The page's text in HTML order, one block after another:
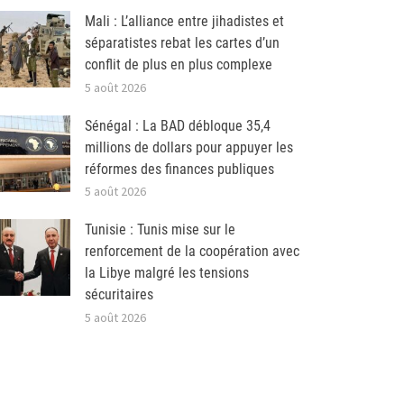
Mali : L’alliance entre jihadistes et
séparatistes rebat les cartes d’un
conflit de plus en plus complexe
5 août 2026
Sénégal : La BAD débloque 35,4
millions de dollars pour appuyer les
réformes des finances publiques
5 août 2026
Tunisie : Tunis mise sur le
renforcement de la coopération avec
la Libye malgré les tensions
sécuritaires
5 août 2026